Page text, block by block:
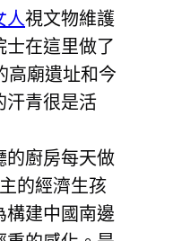
人視文物維護
在這里做了
高廟遺址和今
汗青很是活
的廚房每天做
的經濟生孩
構建中國南邊